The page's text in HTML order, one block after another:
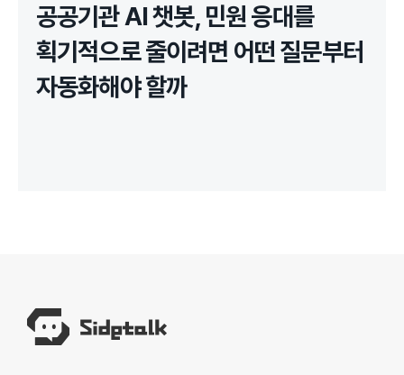
공공기관 AI 챗봇, 민원 응대를
획기적으로 줄이려면 어떤 질문부터
자동화해야 할까